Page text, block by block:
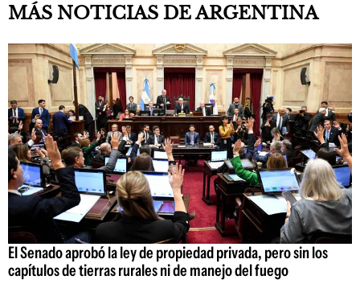
MÁS NOTICIAS DE ARGENTINA
El Senado aprobó la ley de propiedad privada, pero sin los
capítulos de tierras rurales ni de manejo del fuego